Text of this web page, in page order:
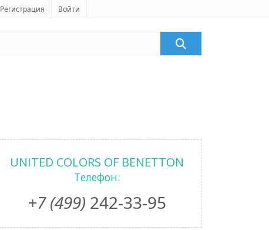
Регистрация Войти
UNITED COLORS OF BENETTON
Телефон:
+7 (499) 242-33-95